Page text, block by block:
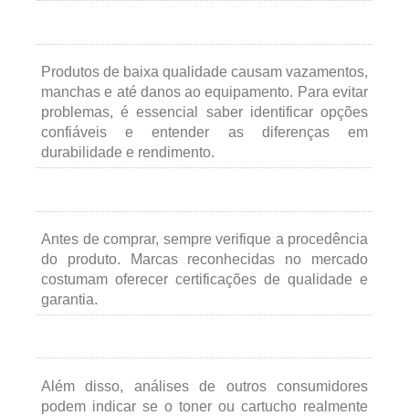
Produtos de baixa qualidade causam vazamentos,
manchas e até danos ao equipamento. Para evitar
problemas, é essencial saber identificar opções
confiáveis e entender as diferenças em
durabilidade e rendimento.
Antes de comprar, sempre verifique a procedência
do produto. Marcas reconhecidas no mercado
costumam oferecer certificações de qualidade e
garantia.
Além disso, análises de outros consumidores
podem indicar se o toner ou cartucho realmente